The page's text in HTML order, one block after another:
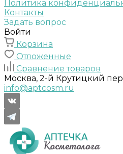
Политика
Контакты
Задать вопрос
Войти
Корзина
Отложенные
Сравнение товаров
Москва, 2-й Крутицкий пер.,
info@aptcosm.ru